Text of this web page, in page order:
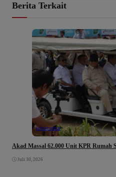
Berita Terkait
Infrastruktur
Akad Massal 62.000 Unit KPR Rumah
Juli 30, 2026